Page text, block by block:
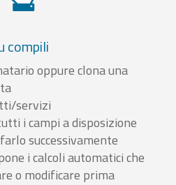
compili
oppure clona una
servizi
i campi a disposizione
successivamente
i calcoli automatici che
o modificare prima